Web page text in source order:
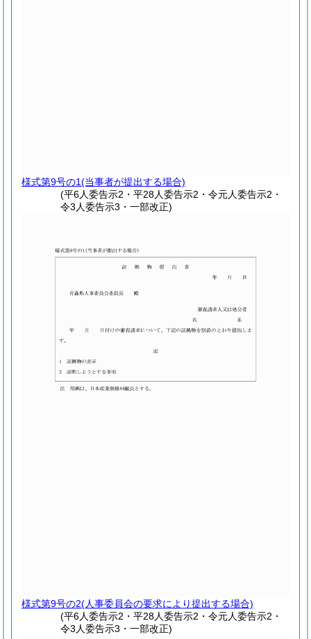
様式第9号の1(当事者が提出する場合)
(平6人委告示2・平28人委告示2・令元人委告示2・
令3人委告示3・一部改正)
様式第9号の2(人事委員会の要求により提出する場合)
(平6人委告示2・平28人委告示2・令元人委告示2・
令3人委告示3・一部改正)